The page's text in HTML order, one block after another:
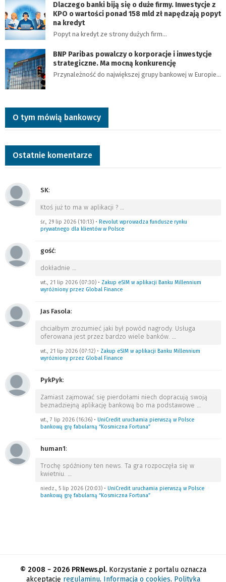
Dlaczego banki biją się o duże firmy. Inwestycje z
KPO o wartości ponad 158 mld zł napędzają popyt
na kredyt
Popyt na kredyt ze strony dużych firm…
BNP Paribas powalczy o korporacje i inwestycje
strategiczne. Ma mocną konkurencję
Przynależność do największej grupy bankowej w Europie…
O tym mówią bankowcy
Ostatnie komentarze
SK:
Ktoś już to ma w aplikacji ? …
śr., 29 lip 2026 (10:13) • Revolut wprowadza fundusze rynku
prywatnego dla klientów w Polsce
gość:
dokładnie …
wt., 21 lip 2026 (07:30) • Zakup eSIM w aplikacji Banku Millennium
wyróżniony przez Global Finance
Jas Fasola:
chciałbym zrozumieć jaki był powód nagrody. Usługa
oferowana jest przez bardzo wiele banków. …
wt., 21 lip 2026 (07:12) • Zakup eSIM w aplikacji Banku Millennium
wyróżniony przez Global Finance
PykPyk:
Zamiast zajmować się pierdołami niech dopracują swoją
beznadziejną aplikację bankową bo ma podstawowe …
wt., 7 lip 2026 (16:36) • UniCredit uruchamia pierwszą w Polsce
bankową grę fabularną “Kosmiczna Fortuna”
human1:
Trochę spóźniony ten news. Ta gra rozpoczęła się w
kwietniu. …
niedz., 5 lip 2026 (20:03) • UniCredit uruchamia pierwszą w Polsce
bankową grę fabularną “Kosmiczna Fortuna”
© 2008 − 2026 PRNews.pl.Korzystanie z portalu oznacza
akceptację regulaminu. Informacja o cookies. Polityka